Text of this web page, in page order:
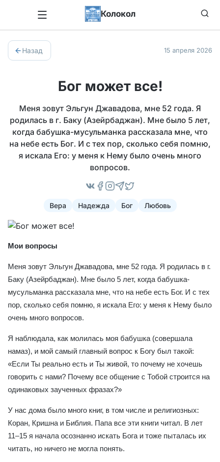
Колокол
Назад 15 апреля 2026
Бог может все!
Меня зовут Эльгун Джавадова, мне 52 года. Я
родилась в г. Баку (Азейрбаджан). Мне было 5 лет,
когда бабушка-мусульманка рассказала мне, что
на небе есть Бог. И с тех пор, сколько себя помню,
я искала Его: у меня к Нему было очень много
вопросов.
Вера Надежда Бог Любовь
Мои вопросы
Меня зовут Эльгун Джавадова, мне 52 года. Я родилась в г.
Баку (Азейрбаджан). Мне было 5 лет, когда бабушка-
мусульманка рассказала мне, что на небе есть Бог. И с тех
пор, сколько себя помню, я искала Его: у меня к Нему было
очень много вопросов.
Я наблюдала, как молилась моя бабушка (совершала
намаз), и мой самый главный вопрос к Богу был такой:
«Если Ты реально есть и Ты живой, то почему не хочешь
говорить с нами? Почему все общение с Тобой строится на
одинаковых заученных фразах?»
У нас дома было много книг, в том числе и религиозных:
Коран, Кришна и Библия. Папа все эти книги читал. В лет
11–15 я начала осознанно искать Бога и тоже пыталась их
читать, но ничего не могла понять.